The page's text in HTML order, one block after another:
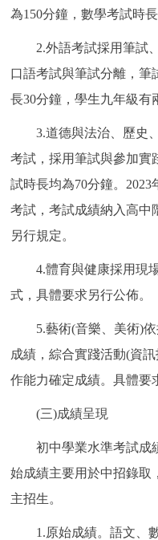
為150分鐘，數學考試時長
2.外語考試採用筆試、
口語考試與筆試分離，筆
長30分鐘，學生九年級有
3.道德與法治、歷史、
考試，採用筆試與參加實
試時長均為70分鐘。
考試，考試成績納入高中
另行規定。
4.體育與健康採用現場
式，具體要求另行公佈。
5.藝術(音樂、美術)依
成績，綜合實踐活動(資
作能力確定成績。具體要
(三)成績呈現
初中學業水準考試成
始成績主要用於中招錄取
主招生。
1.原始成績。語文、數